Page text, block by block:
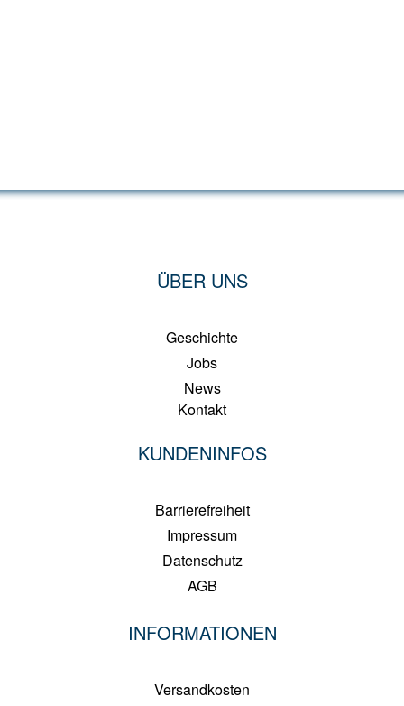
ÜBER UNS
Geschichte
Jobs
News
Kontakt
KUNDENINFOS
Barrierefreiheit
Impressum
Datenschutz
AGB
INFORMATIONEN
Versandkosten